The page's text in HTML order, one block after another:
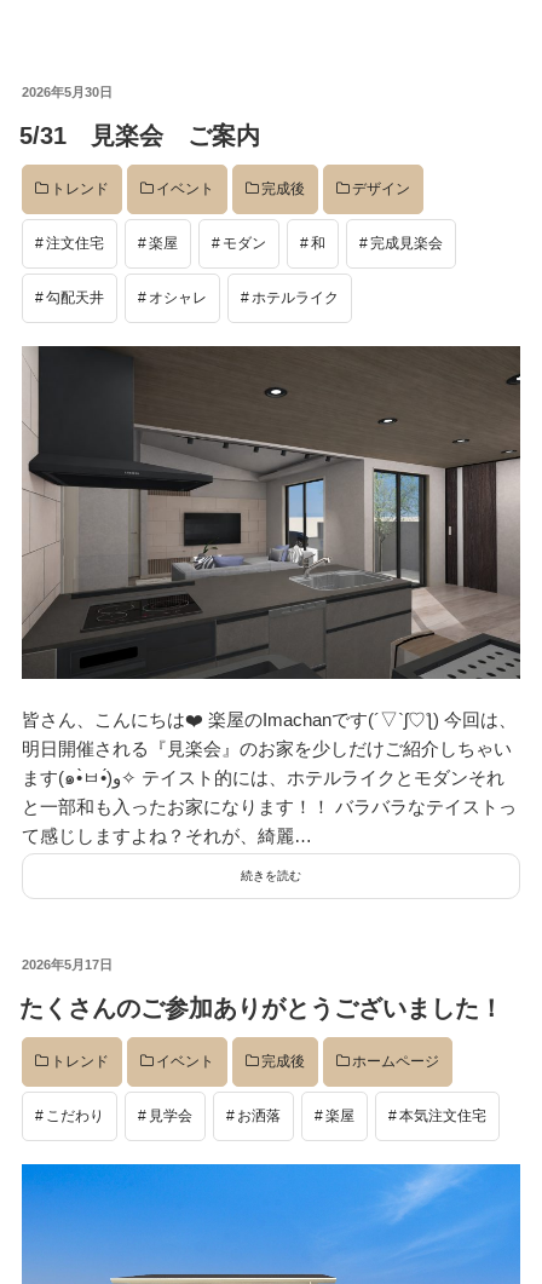
投
日:
2026年5月30日
5/31 見楽会 ご案内
トレンド イベント 完成後 デザイン
注文住宅 楽屋 モダン 和 完成見楽会
勾配天井 オシャレ ホテルライク
皆さん、こんにちは❤️ 楽屋のImachanです(´▽`ʃ♡ƪ) 今回は、
明日開催される『見楽会』のお家を少しだけご紹介しちゃい
ます(๑•̀ㅂ•́)و✧ テイスト的には、ホテルライクとモダンそれ
と一部和も入ったお家になります！！ バラバラなテイストっ
て感じしますよね？それが、綺麗…
続きを読む
投
日:
2026年5月17日
たくさんのご参加ありがとうございました！
トレンド イベント 完成後 ホームページ
こだわり 見学会 お洒落 楽屋 本気注文住宅